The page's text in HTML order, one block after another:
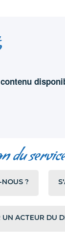
du
?
UN ACTEUR DU